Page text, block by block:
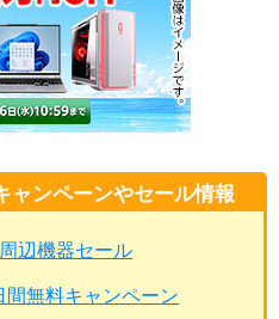
ャンペーンやセール情報
辺機器セール
無料キャンペーン